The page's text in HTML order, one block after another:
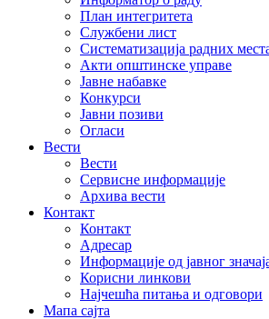
План интегритета
Службени лист
Систематизација радних
Акти општинске управе
Јавне набавке
Конкурси
Јавни позиви
Огласи
Вести
Вести
Сервисне информације
Архива вести
Контакт
Контакт
Адресар
Информације од јавног
Корисни линкови
Најчешћа питања и одговори
Мапа сајта